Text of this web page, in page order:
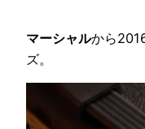
マーシャルから
ズ。